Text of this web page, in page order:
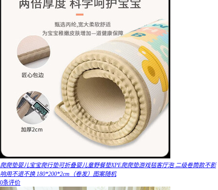
爬爬垫婴儿宝宝爬行垫可折叠婴儿童野餐垫XPE爬爬垫游戏毯客厅泡 二级卷筒款不影
响用不退不换 180*200*2cm（卷发）图案随机
0条评价